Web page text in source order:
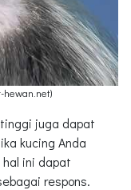
hewan.net)
juga dapat
kucing Anda
ini dapat
respons.